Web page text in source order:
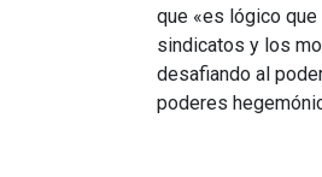
que «es lógico
sindicatos y los
desafiando al
poderes